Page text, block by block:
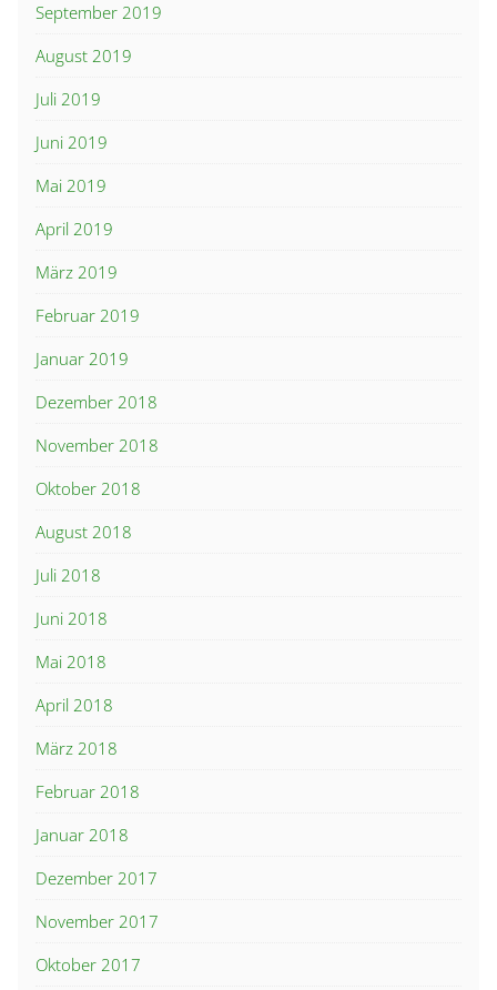
September 2019
August 2019
Juli 2019
Juni 2019
Mai 2019
April 2019
März 2019
Februar 2019
Januar 2019
Dezember 2018
November 2018
Oktober 2018
August 2018
Juli 2018
Juni 2018
Mai 2018
April 2018
März 2018
Februar 2018
Januar 2018
Dezember 2017
November 2017
Oktober 2017